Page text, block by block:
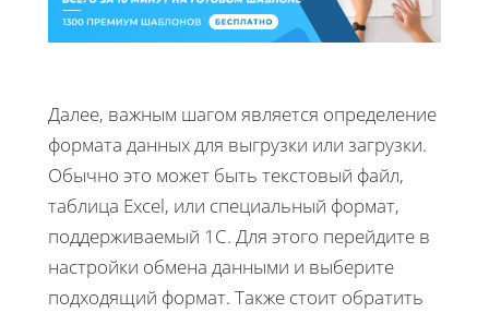
Далее, важным шагом является определение
формата данных для выгрузки или загрузки.
Обычно это может быть текстовый файл,
таблица Excel, или специальный формат,
поддерживаемый 1С. Для этого перейдите в
настройки обмена данными и выберите
подходящий формат. Также стоит обратить